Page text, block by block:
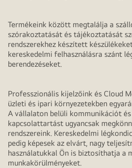
Termékeink között megtalálja a
szórakoztatását és tájékoztatását
rendszerekhez készített
kereskedelmi felhasználásra szánt
berendezéseket.
Professzionális kijelzőink és Cloud
üzleti és ipari környezetekben
A vállalaton belüli kommunikációt
kapcsolattartást ugyancsak
rendszereink. Kereskedelmi
pedig képesek az elvárt, nagy
használatukkal Ön is biztosíthatja a
munkakörülményeket.